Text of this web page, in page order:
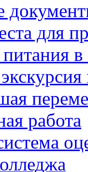
для
в
работа